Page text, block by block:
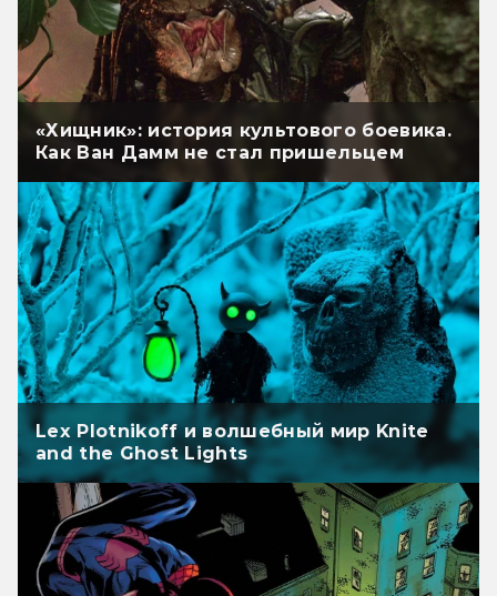
«Хищник»: история культового боевика.
Как Ван Дамм не стал пришельцем
Lex Plotnikoff и волшебный мир Knite
and the Ghost Lights